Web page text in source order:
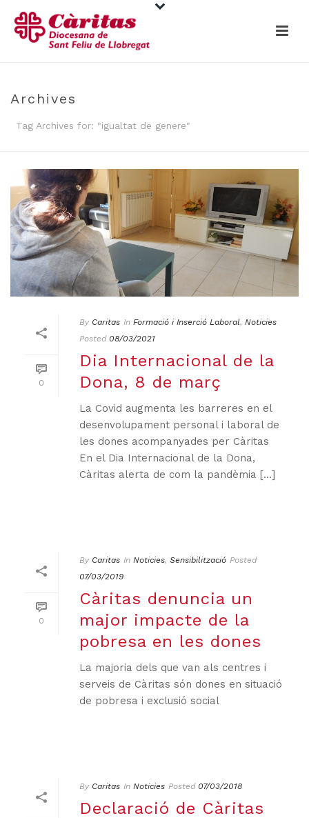
Archives
Tag Archives for: "igualtat de genere"
0
By Caritas In Formació i Inserció Laboral, Noticies
Posted 08/03/2021
Dia Internacional de la
Dona, 8 de març
La Covid augmenta les barreres en el
desenvolupament personal i laboral de
les dones acompanyades per Càritas
En el Dia Internacional de la Dona,
Càritas alerta de com la pandèmia [...]
0
By Caritas In Noticies, Sensibilització Posted
07/03/2019
Càritas denuncia un
major impacte de la
pobresa en les dones
La majoria dels que van als centres i
serveis de Càritas són dones en situació
de pobresa i exclusió social
By Caritas In Noticies Posted 07/03/2018
Declaració de Càritas